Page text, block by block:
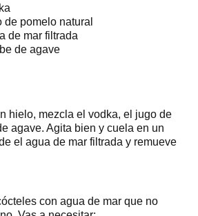
de pomelo natural
de mar filtrada
de agave
hielo, mezcla el vodka, el jugo de
agave. Agita bien y cuela en un
el agua de mar filtrada y remueve
con agua de mar que no